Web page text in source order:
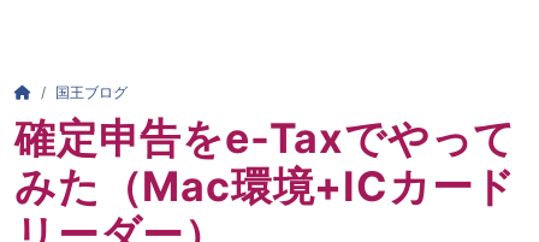
パンくずリスト
HOME 国王ブログ
確定申告をe-Taxでやって
みた（Mac環境+ICカード